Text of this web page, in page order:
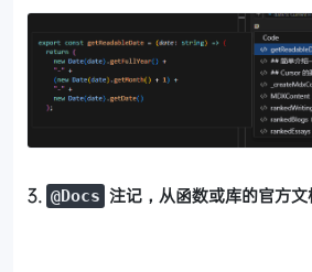
3. @Docs 注记，从函数或库的官方